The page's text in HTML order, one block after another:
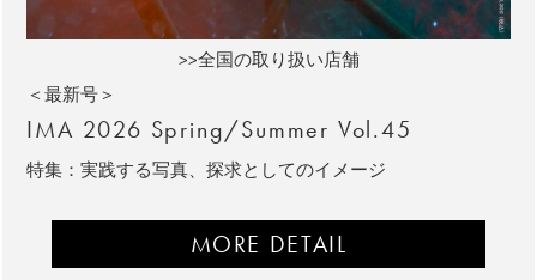
>>全国の取り扱い店舗
＜最新号＞
IMA 2026 Spring/Summer Vol.45
特集：実践する写真、探求としてのイメージ
MORE DETAIL